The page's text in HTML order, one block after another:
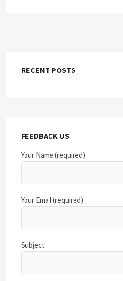
RECENT POSTS
FEEDBACK US
Your Name (required)
Your Email (required)
Subject